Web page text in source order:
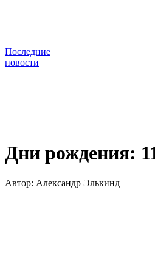
Последние
новости
Дни рождения:
Автор: Александр Элькинд